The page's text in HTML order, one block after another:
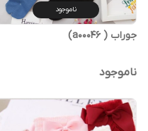
ناموجود
جوراب ( a00046)
ناموجود